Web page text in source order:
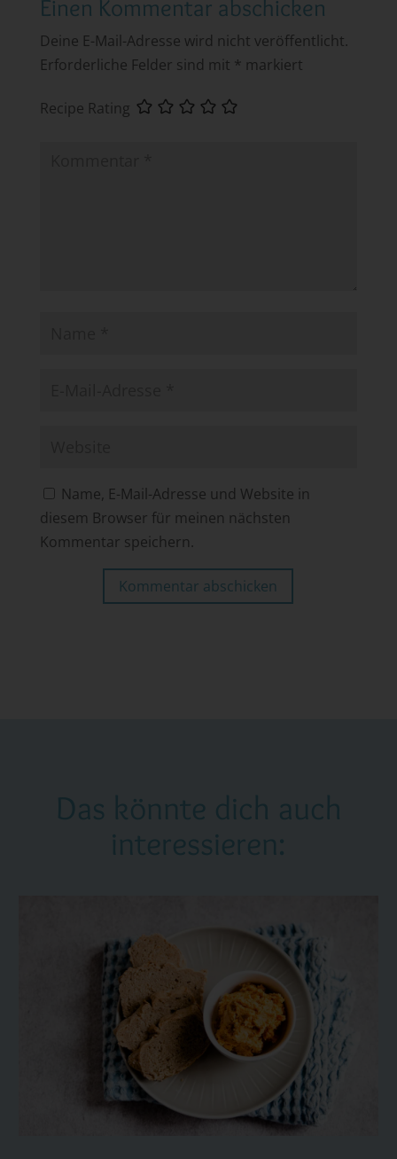
Einen Kommentar abschicken
Deine E-Mail-Adresse wird nicht veröffentlicht.
Erforderliche Felder sind mit * markiert
Recipe Rating
Name, E-Mail-Adresse und Website in
diesem Browser für meinen nächsten
Kommentar speichern.
Kommentar abschicken
Das könnte dich auch
interessieren: